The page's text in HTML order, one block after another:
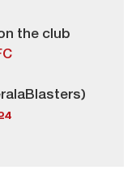
the club